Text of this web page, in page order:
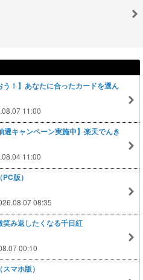
う！】あなたに合ったカードを選ん
11:00
選キャンペーン実施中】楽天でんき
11:00
版）
08:35
み返したくなる千日紅
00:10
マホ版）